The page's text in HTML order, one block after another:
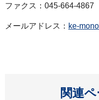
ファクス：045-664-4867
メールアドレス： ke-
関連